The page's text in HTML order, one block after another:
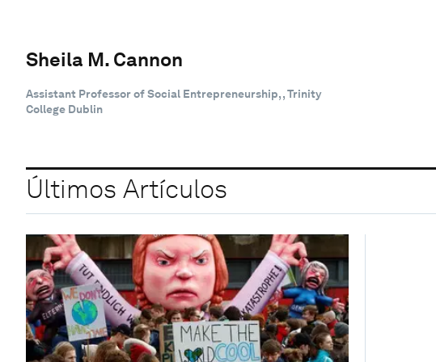
Sheila M. Cannon
Assistant Professor of Social Entrepreneurship, , Trinity
College Dublin
Últimos Artículos